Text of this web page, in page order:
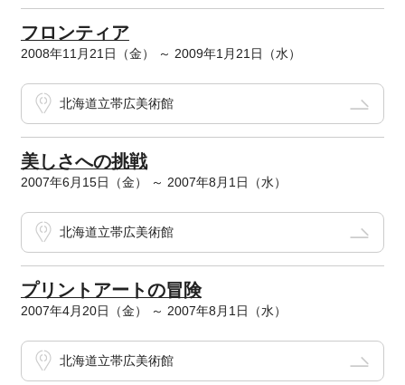
フロンティア
2008年11月21日（金） ～ 2009年1月21日（水）
北海道立帯広美術館
美しさへの挑戦
2007年6月15日（金） ～ 2007年8月1日（水）
北海道立帯広美術館
プリントアートの冒険
2007年4月20日（金） ～ 2007年8月1日（水）
北海道立帯広美術館